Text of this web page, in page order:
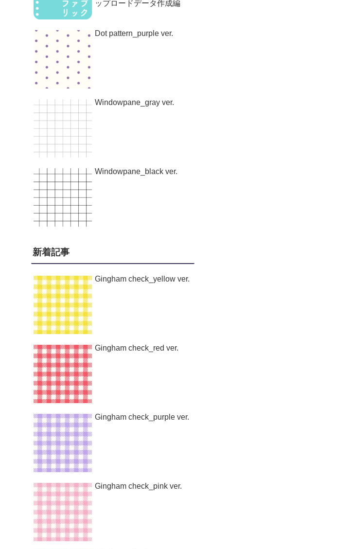
ップロードデータ作成編
Dot pattern_purple ver.
Windowpane_gray ver.
Windowpane_black ver.
新着記事
Gingham check_yellow ver.
Gingham check_red ver.
Gingham check_purple ver.
Gingham check_pink ver.